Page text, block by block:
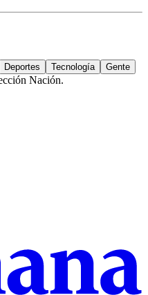
Deportes Tecnología Gente
Nación.